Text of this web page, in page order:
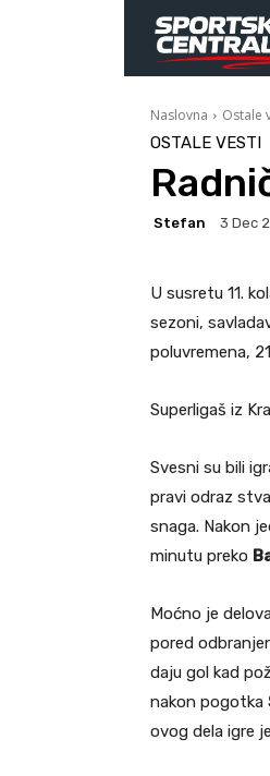
Naslovna Ostale
OSTALE VESTI
Stefan 3 Dec
U susretu 11.
sezoni,
poluvremena,
Superligaš iz
Svesni su bili
pravi odraz
snaga. Nakon
minutu preko
Moćno je
pored
daju gol kad
nakon pogotka
ovog dela igre